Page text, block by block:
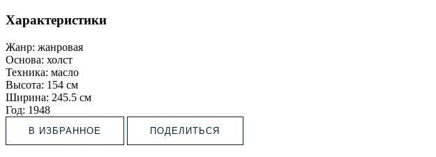
Характеристики
Жанр: жанровая
Основа: холст
Техника: масло
Высота: 154 см
Ширина: 245.5 см
Год: 1948
В ИЗБРАННОЕ ПОДЕЛИТЬСЯ